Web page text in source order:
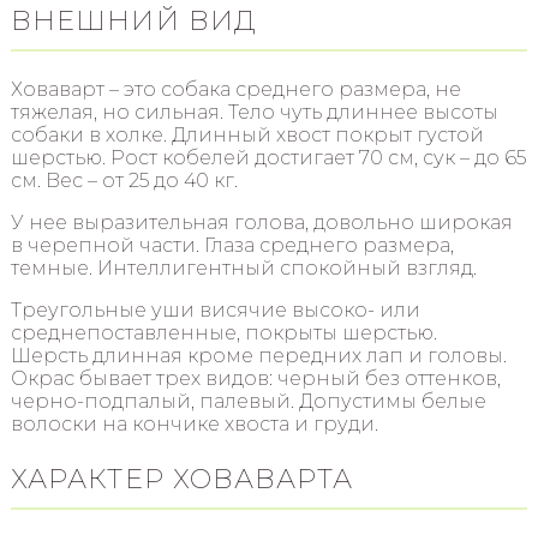
ВНЕШНИЙ ВИД
Ховаварт – это собака среднего размера, не
тяжелая, но сильная. Тело чуть длиннее высоты
собаки в холке. Длинный хвост покрыт густой
шерстью. Рост кобелей достигает 70 см, сук – до 65
см. Вес – от 25 до 40 кг.
У нее выразительная голова, довольно широкая
в черепной части. Глаза среднего размера,
темные. Интеллигентный спокойный взгляд.
Треугольные уши висячие высоко- или
среднепоставленные, покрыты шерстью.
Шерсть длинная кроме передних лап и головы.
Окрас бывает трех видов: черный без оттенков,
черно-подпалый, палевый. Допустимы белые
волоски на кончике хвоста и груди.
ХАРАКТЕР ХОВАВАРТА